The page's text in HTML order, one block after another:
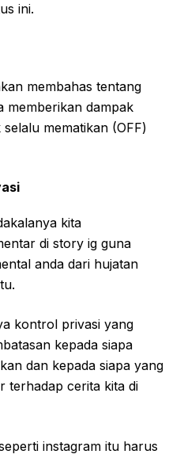
ini.
membahas tentang
memberikan dampak
mematikan (OFF)
kita
di story ig guna
anda dari hujatan
kontrol privasi yang
kepada siapa
dan kepada siapa yang
terhadap cerita kita di
instagram itu harus